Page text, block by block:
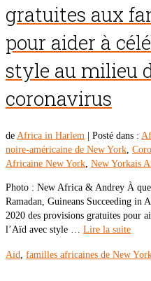
gratuites aux
pour aider à
style au milieu
coronavirus
de Africa in Harlem Posté dans :
noire-américaine de New York,
Africaine New York, New Yorkais
Photo : New Africa & Andrey À
Ramadan, Guineans Succeeding in
2020 des provisions gratuites pour
l’Aïd avec style … Lire la suite
Aid, familles africaines de New